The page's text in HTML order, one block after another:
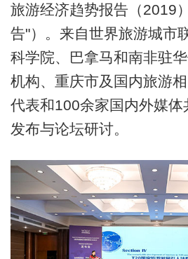
旅游经济趋势报告（2019
告"）。来自世界旅游城市
科学院、巴拿马和南非驻
机构、重庆市及国内旅游
代表和100余家国内外媒体
发布与论坛研讨。